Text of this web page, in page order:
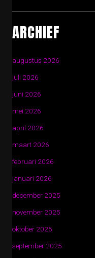
ARCHIEF
augustus 2026
juli 2026
juni 2026
mei 2026
april 2026
maart 2026
februari 2026
januari 2026
december 2025
november 2025
oktober 2025
september 2025